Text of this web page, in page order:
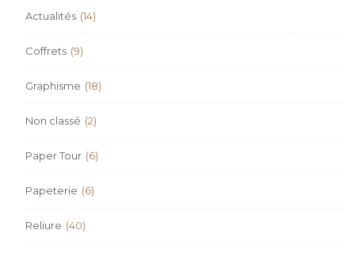
Actualités (14)
Coffrets (9)
Graphisme (18)
Non classé (2)
Paper Tour (6)
Papeterie (6)
Reliure (40)